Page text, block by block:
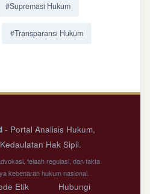
#Supremasi Hukum
#Transparansi Hukum
- Portal Analisis Hukum,
Hak Sipil.
telaah regulasi, dan fakta
kebenaran hukum nasional.
Etik Hubungi